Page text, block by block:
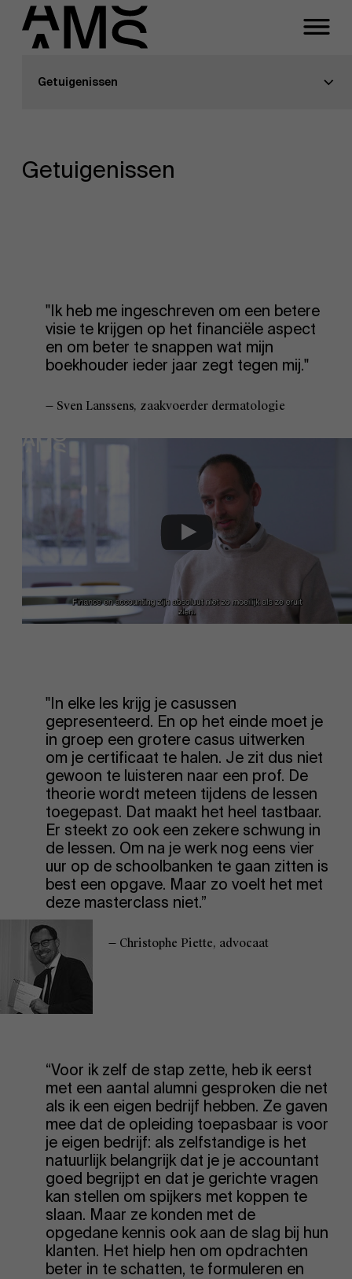
Programma's
EN
Getuigenissen
Getuigenissen
"Ik heb me ingeschreven om een betere
visie te krijgen op het financiële aspect
en om beter te snappen wat mijn
boekhouder ieder jaar zegt tegen mij."
— Sven Lanssens, zaakvoerder dermatologie
"In elke les krijg je casussen
gepresenteerd. En op het einde moet je
in groep een grotere casus uitwerken
om je certificaat te halen. Je zit dus niet
gewoon te luisteren naar een prof. De
theorie wordt meteen tijdens de lessen
toegepast. Dat maakt het heel tastbaar.
Er steekt zo ook een zekere schwung in
de lessen. Om na je werk nog eens vier
uur op de schoolbanken te gaan zitten is
best een opgave. Maar zo voelt het met
deze masterclass niet.”
— Christophe Piette, advocaat
“Voor ik zelf de stap zette, heb ik eerst
met een aantal alumni gesproken die net
als ik een eigen bedrijf hebben. Ze gaven
mee dat de opleiding toepasbaar is voor
je eigen bedrijf: als zelfstandige is het
natuurlijk belangrijk dat je je accountant
goed begrijpt en dat je gerichte vragen
kan stellen om spijkers met koppen te
slaan. Maar ze konden met de
opgedane kennis ook aan de slag bij hun
klanten. Het hielp hen om opdrachten
beter in te schatten, te formuleren en